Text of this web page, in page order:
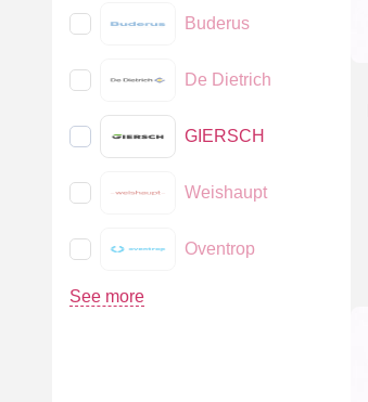
Buderus
De Dietrich
GIERSCH
Weishaupt
Oventrop
See more